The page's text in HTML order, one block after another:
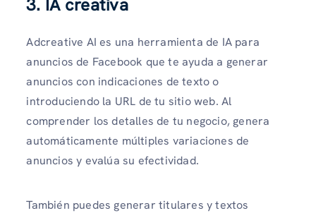
3. IA creativa
Adcreative AI es una herramienta de IA para
anuncios de Facebook que te ayuda a generar
anuncios con indicaciones de texto o
introduciendo la URL de tu sitio web. Al
comprender los detalles de tu negocio, genera
automáticamente múltiples variaciones de
anuncios y evalúa su efectividad.
También puedes generar titulares y textos